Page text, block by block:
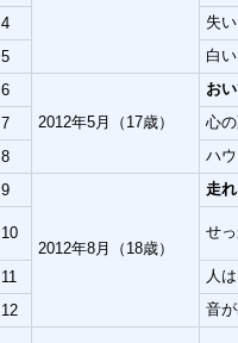
4
失
5
白
6
2012年5月（17歳）
お
7
心
8
ハ
9
2012年8月（18歳）
走
10 せ
11
人
12
音